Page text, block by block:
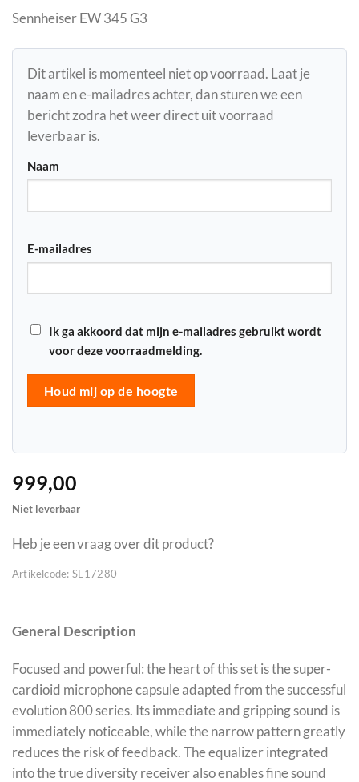
Sennheiser EW 345 G3
Dit artikel is momenteel niet op voorraad. Laat je
naam en e-mailadres achter, dan sturen we een
bericht zodra het weer direct uit voorraad
leverbaar is.
Naam
E-mailadres
Ik ga akkoord dat mijn e-mailadres gebruikt wordt
voor deze voorraadmelding.
Houd mij op de hoogte
999,00
Niet leverbaar
Heb je eenvraagover dit product?
Artikelcode: SE17280
General Description
Focused and powerful: the heart of this set is the super-
cardioid microphone capsule adapted from the successful
evolution 800 series. Its immediate and gripping sound is
immediately noticeable, while the narrow pattern greatly
reduces the risk of feedback. The equalizer integrated
into the true diversity receiver also enables fine sound